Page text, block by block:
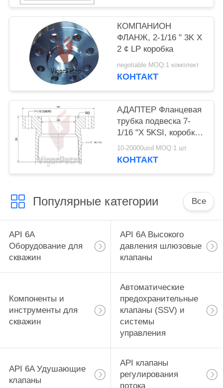
КОМПАНИОН
ФЛАНЖ, 2-1/16 " 3K X
2 ¢ LP коробка
negotiable MOQ:1 комплект
КОНТАКТ
АДАПТЕР Фланцевая
трубка подвеска 7-
1/16 "X 5KSI, коробка
5-1/2" 8RD, API 6A
PSL
10-20000usd MOQ:1 шт.
КОНТАКТ
Популярные категории Все
API 6A
Оборудование для
скважин
API 6A Высокого
давления шлюзовые
клапаны
Компоненты и
инструменты для
скважин
Автоматические
предохранительные
клапаны (SSV) и
системы
управления
API 6A Удушающие
клапаны
API клапаны
регулирования
потока